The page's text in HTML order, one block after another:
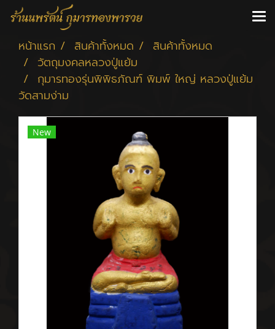
หน้าแรก สินค้าทั้งหมด
สินค้าทั้งหมด
วัตถุมงคลหลวงปู่แย้ม
กุมารทองรุ่นพิพิธภัณฑ์ พิมพ์ ใหญ่ หลวงปู่แย้ม
วัดสามง่าม
New